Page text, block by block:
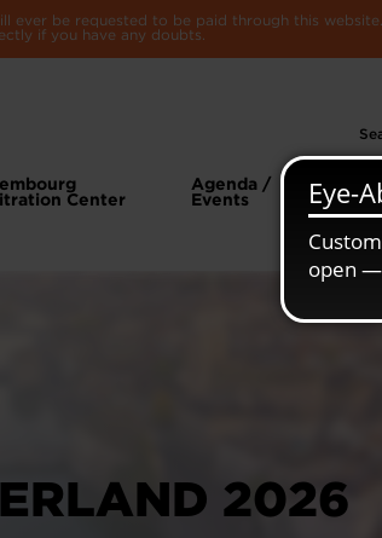
be requested to be paid through this
if you have any doubts.
Center
Agenda /
Events
2026